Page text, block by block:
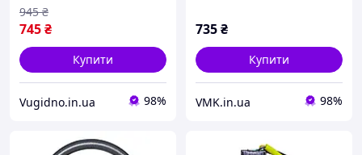
745₴
945 ₴
Купити
Vugidno.in.ua 98%
735₴
Купити
VMK.in.ua 98%